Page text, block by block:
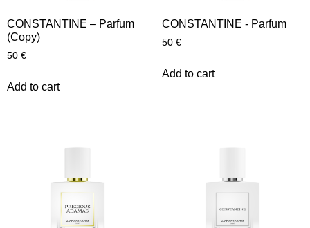
CONSTANTINE – Parfum
(Copy)
50 €
Add to cart
CONSTANTINE - Parfum
50 €
Add to cart